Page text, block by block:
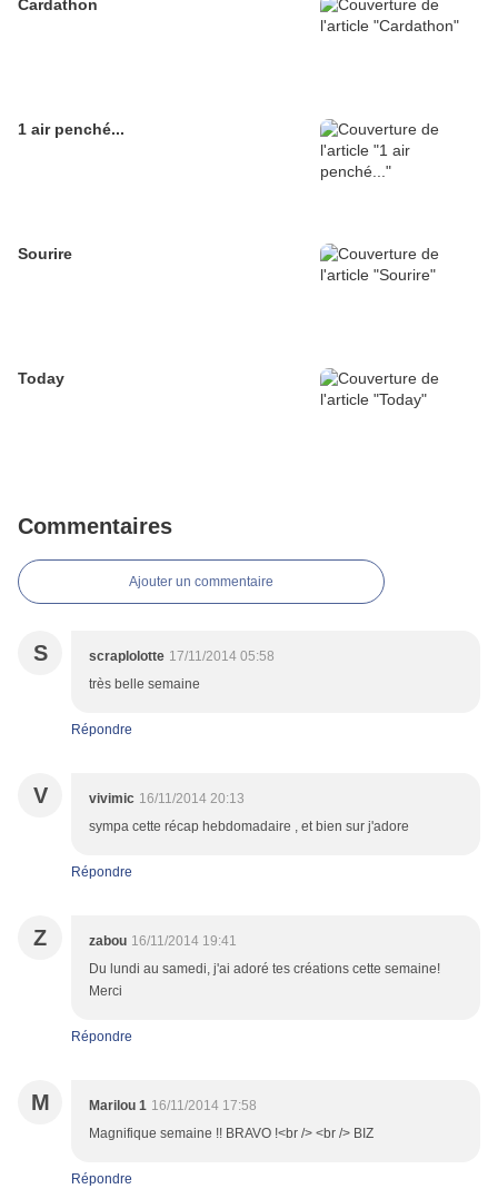
Cardathon
1 air penché...
Sourire
Today
Commentaires
Ajouter un commentaire
S scraplolotte 17/11/2014 05:58
très belle semaine
Répondre
V vivimic 16/11/2014 20:13
sympa cette récap hebdomadaire , et bien sur j'adore
Répondre
Z zabou 16/11/2014 19:41
Du lundi au samedi, j'ai adoré tes créations cette semaine!
Merci
Répondre
M Marilou 1 16/11/2014 17:58
Magnifique semaine !! BRAVO !<br /> <br /> BIZ
Répondre